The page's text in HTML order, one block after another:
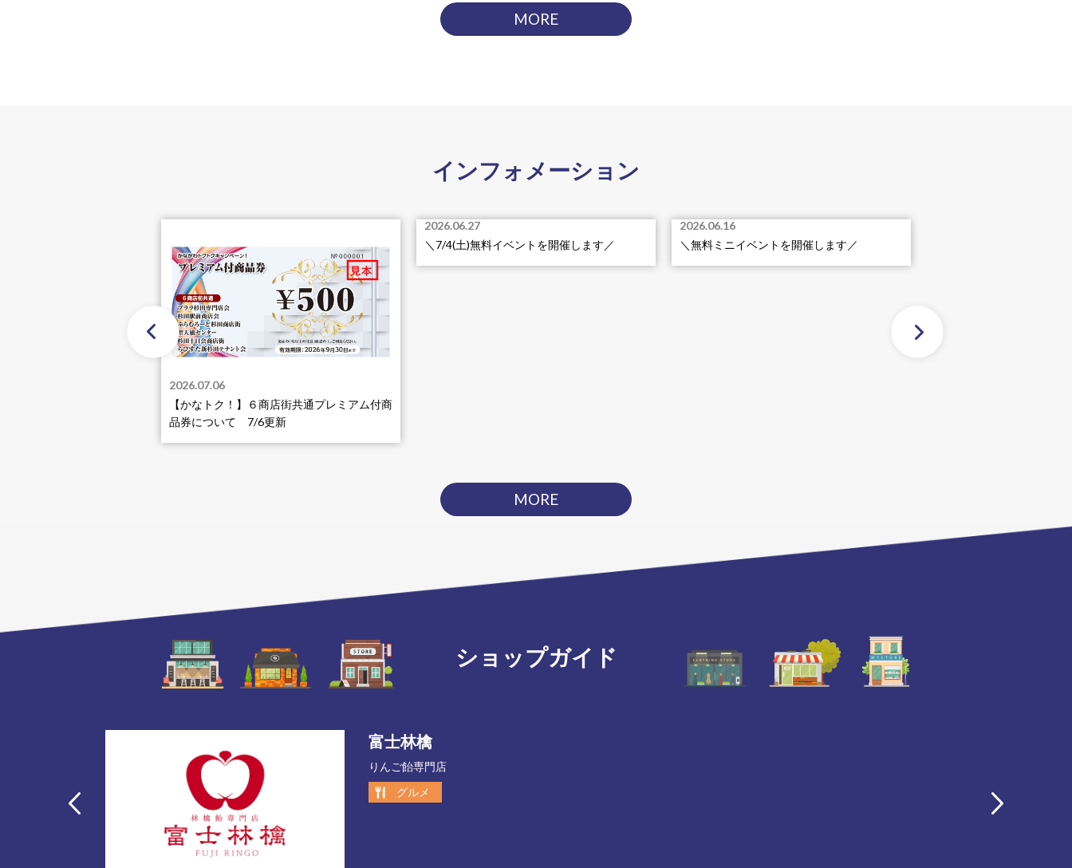
MORE
インフォメーション
2026.07.06
【かなトク！】６商店街共通プレミアム付商
品券について 7/6更新
2026.06.27
＼7/4(土)無料イベントを開催します／
2026.06.16
＼無料ミニイベントを開催します／
MORE
ショップガイド
富士林檎
りんご飴専門店
グルメ